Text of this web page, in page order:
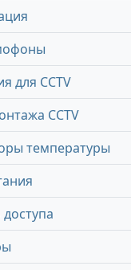
для CCTV
CCTV
температуры